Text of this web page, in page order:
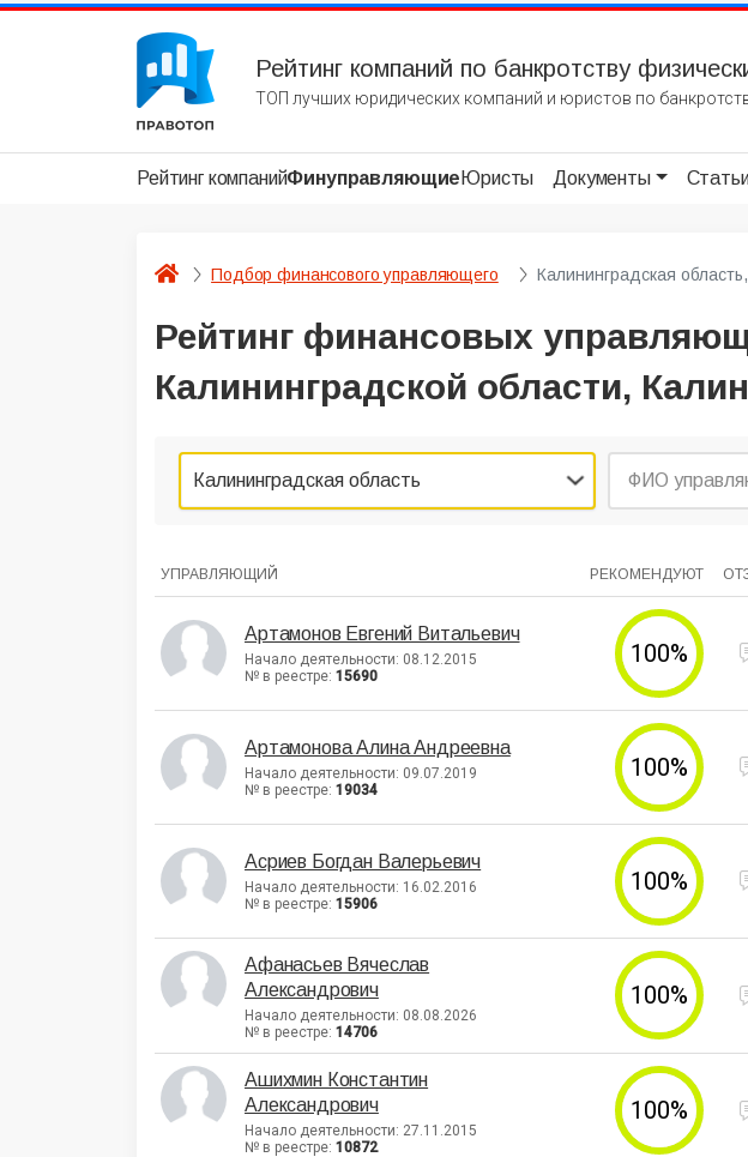
Рейтинг компаний по банкротству
ТОП лучших юридических компаний и юристов по
Рейтинг компанийФинуправляющие Юристы Документы
Подбор финансового управляющего Калининградская
Рейтинг финансовых
Калининградской области,
Калининградская область
УПРАВЛЯЮЩИЙ РЕКОМЕНДУЮТ
Артамонов Евгений Витальевич
Начало деятельности: 08.12.2015
№ в реестре: 15690
100%
Артамонова Алина Андреевна
Начало деятельности: 09.07.2019
№ в реестре: 19034
100%
Асриев Богдан Валерьевич
Начало деятельности: 16.02.2016
№ в реестре: 15906
100%
Афанасьев Вячеслав
Александрович
Начало деятельности: 08.08.2026
№ в реестре: 14706
100%
Ашихмин Константин
Александрович
Начало деятельности: 27.11.2015
№ в реестре: 10872
100%